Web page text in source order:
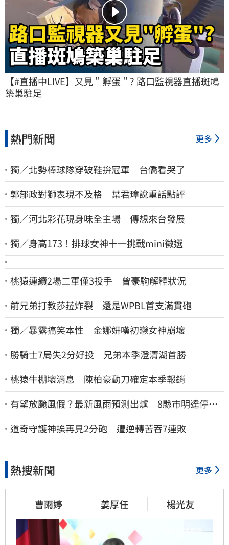
【#直播中LIVE】又見＂孵蛋＂? 路口監視器直播斑鳩
築巢駐足
熱門新聞 更多
獨／北勢棒球隊穿破鞋拚冠軍 台僑看哭了
郭郁政對獅表現不及格 葉君璋說重話點評
獨／河北彩花現身味全主場 傳想來台發展
獨／身高173！排球女神十一挑戰mini徵選
桃猿連續2場二軍僅3投手 曾豪駒解釋狀況
前兄弟打教莎菈炸裂 還是WPBL首支滿貫砲
獨／暴露搞笑本性 金娜妍嘆初戀女神崩壞
勝騎士7局失2分好投 兄弟本季澄清湖首勝
桃猿牛棚壞消息 陳柏豪動刀確定本季報銷
有望放颱風假？最新風雨預測出爐 8縣市明達停班
停課標準
道奇守護神挨再見2分砲 遭逆轉苦吞7連敗
熱搜新聞 更多
曹雨婷 姜厚任 楊光友